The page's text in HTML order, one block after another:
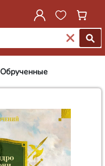
Обрученные